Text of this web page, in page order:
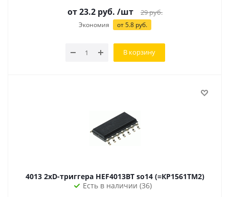
от 23.2 руб. /шт 29руб.
Экономия от 5.8 руб.
В корзину
4013 2хD-триггера HEF4013BT so14 (=КР1561ТМ2)
Есть в наличии (36)